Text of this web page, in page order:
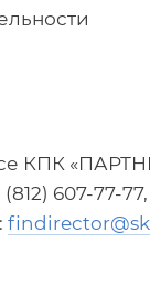
КПК
607-77-